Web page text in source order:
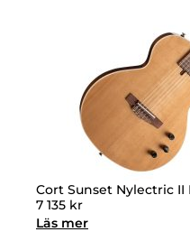
Cort Sunset Nylectric II
7 135 kr
Läs mer